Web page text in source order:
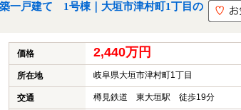
一戸建て 1号棟｜大垣市津村町1丁目の
価格 2,440万円
所在地 岐阜県大垣市津村町1丁目
交通 樽見鉄道 東大垣駅 徒歩19分